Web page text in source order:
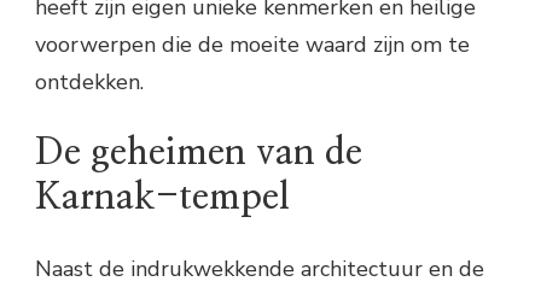
heeft zijn eigen unieke kenmerken en heilige
voorwerpen die de moeite waard zijn om te
ontdekken.
De geheimen van de
Karnak-tempel
Naast de indrukwekkende architectuur en de